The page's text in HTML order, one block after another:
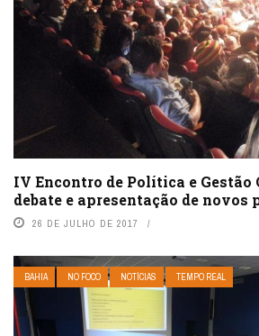
IV Encontro de Política e Gestão
debate e apresentação de novos
26 DE JULHO DE 2017
BAHIA NO FOCO NOTÍCIAS TEMPO REAL